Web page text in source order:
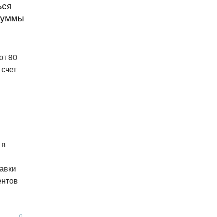
80